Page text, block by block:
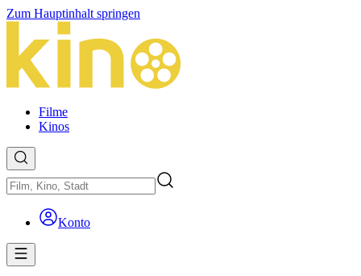
Zum Hauptinhalt springen
Filme
Kinos
Konto